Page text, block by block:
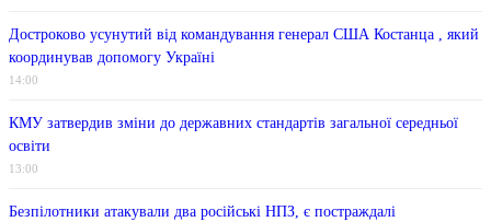
Достроково усунутий від командування генерал США Костанца , який
координував допомогу Україні
14:00
КМУ затвердив зміни до державних стандартів загальної середньої
освіти
13:00
Безпілотники атакували два російські НПЗ, є постраждалі